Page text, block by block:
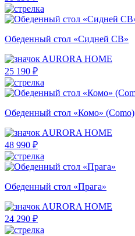
Обеденный стол «Сидней СВ»
AURORA HOME
25 190 ₽
Обеденный стол «Комо» (Como)
AURORA HOME
48 990 ₽
Обеденный стол «Прага»
AURORA HOME
24 290 ₽